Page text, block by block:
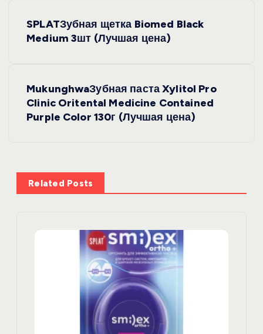
SPLATЗубная щетка Biomed Black
Medium 3шт (Лучшая цена)
MukunghwaЗубная паста Xylitol Pro
Clinic Oritental Medicine Contained
Purple Color 130г (Лучшая цена)
Related Posts